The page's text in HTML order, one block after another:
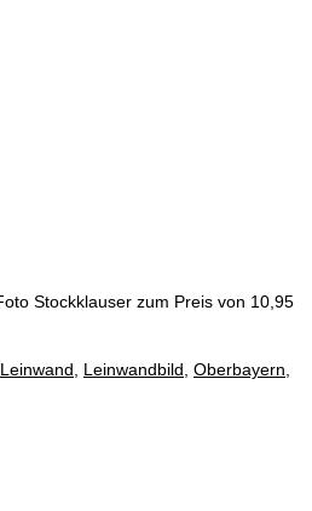
Stockklauser zum Preis von 10,95
Leinwand Leinwandbild Oberbayern